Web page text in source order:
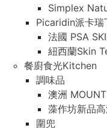
Simplex
Picaridin派卡瑞
法國 PSA
紐西蘭Skin
餐廚食光Kitchen
調味品
澳洲
藻作坊新品
圍兜